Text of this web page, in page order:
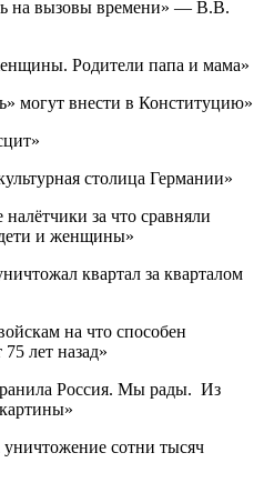
на вызовы времени» — В.В.
Родители папа и мама»
могут внести в Конституцию»
столица Германии»
за что сравняли
и женщины»
квартал за кварталом
на что способен
лет назад»
Россия. Мы рады. Из
сотни тысяч